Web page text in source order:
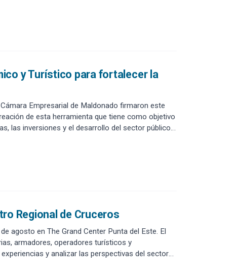
y Turístico para fortalecer la
Empresarial de Maldonado firmaron este
de esta herramienta que tiene como objetivo
las inversiones y el desarrollo del sector público y
Regional de Cruceros
agosto en The Grand Center Punta del Este. El
armadores, operadores turísticos y
y analizar las perspectivas del sector